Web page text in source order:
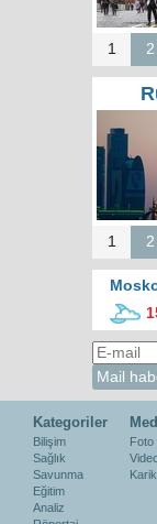
1 2
1 2
Kategoriler
Bilişim
Sağlık
Savunma
Eğitim
Analiz
Foto